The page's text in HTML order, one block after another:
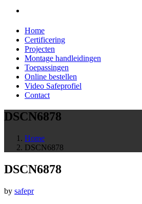
Home
Certificering
Projecten
Montage handleidingen
Toepassingen
Online bestellen
Video Safeprofiel
Contact
DSCN6878
Home
DSCN6878
DSCN6878
by safepr